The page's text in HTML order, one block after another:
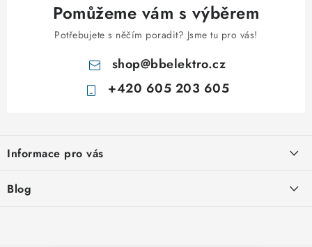
Pomůžeme vám s výběrem
Potřebujete s něčím poradit? Jsme tu pro vás!
shop@bbelektro.cz
+420 605 203 605
p
a
Informace pro vás
Blog